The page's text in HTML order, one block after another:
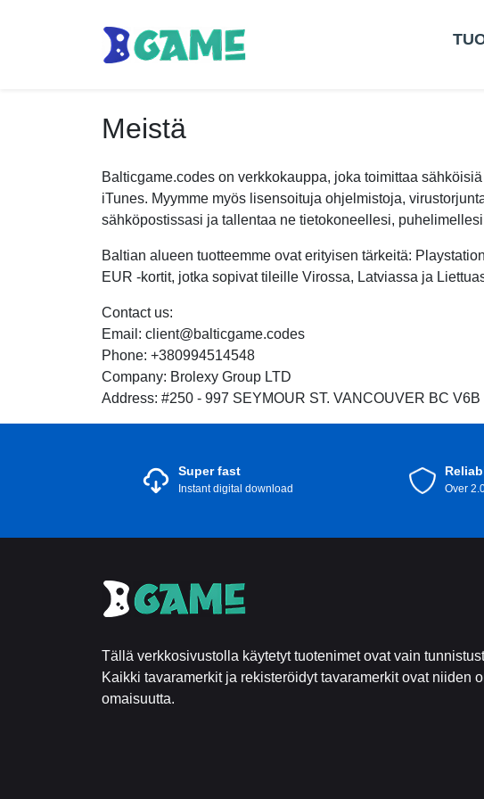
Meistä
Balticgame.codes on verkkokauppa, joka toimittaa
iTunes. Myymme myös lisensoituja ohjelmistoja,
sähköpostissasi ja tallentaa ne tietokoneellesi,
Baltian alueen tuotteemme ovat erityisen tärkeitä:
EUR -kortit, jotka sopivat tileille Virossa, Latviassa ja
Contact us:
Email: client@balticgame.codes
Phone: +380994514548
Company: Brolexy Group LTD
Address: #250 - 997 SEYMOUR ST. VANCOUVER BC V6B
Super fast
Instant digital download Over
Tällä verkkosivustolla käytetyt tuotenimet ovat vain
Kaikki tavaramerkit ja rekisteröidyt tavaramerkit ovat niiden
omaisuutta.